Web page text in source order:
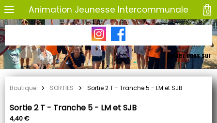
Animation Jeunesse Intercommunale
Suivez nous sur
Boutique SORTIES Sortie 2 T - Tranche 5 - LM et SJB
Sortie 2 T - Tranche 5 - LM et SJB
4,40 €
0